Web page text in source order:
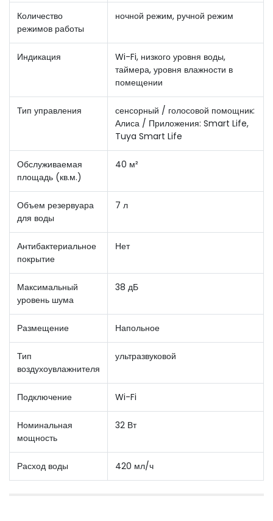
Количество
режимов работы
ночной режим, ручной режим
Индикация
Wi-Fi, низкого уровня воды,
таймера, уровня влажности в
помещении
Тип управления
сенсорный / голосовой помощник:
Алиса / Приложения: Smart Life,
Tuya Smart Life
Обслуживаемая
площадь (кв.м.)
40 м²
Объем резервуара
для воды
7 л
Антибактериальное
покрытие
Нет
Максимальный
уровень шума
38 дБ
Размещение Напольное
Тип
воздухоувлажнителя
ультразвуковой
Подключение Wi-Fi
Номинальная
мощность
32 Вт
Расход воды 420 мл/ч